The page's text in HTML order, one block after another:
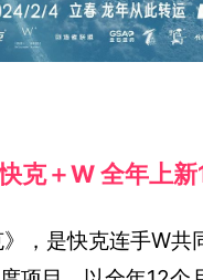
克＋W 全年上新
》，是快克连手W共